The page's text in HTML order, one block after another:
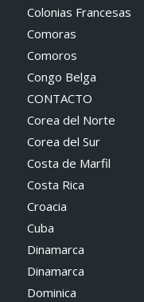
Colonias Francesas
Comoras
Comoros
Congo Belga
CONTACTO
Corea del Norte
Corea del Sur
Costa de Marfil
Costa Rica
Croacia
Cuba
Dinamarca
Dinamarca
Dominica